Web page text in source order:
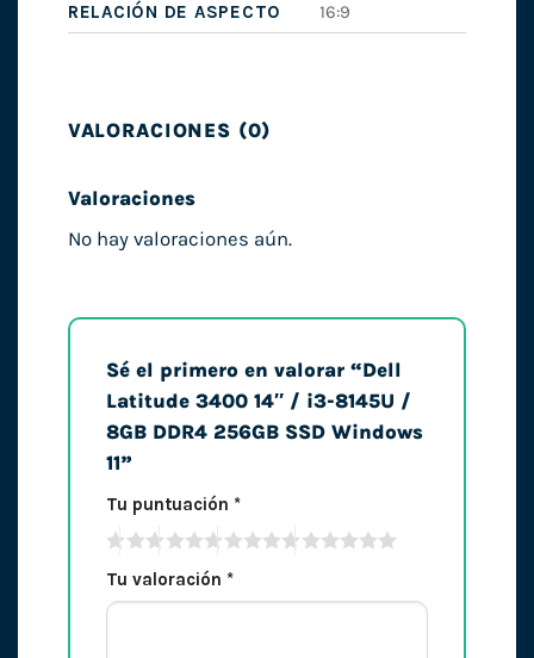
RELACIÓN DE ASPECTO
16:9
VALORACIONES (0)
Valoraciones
No hay valoraciones aún.
Sé el primero en valorar “Dell
Latitude 3400 14″ / i3-8145U /
8GB DDR4 256GB SSD Windows
11”
Tu puntuación *
Tu valoración *